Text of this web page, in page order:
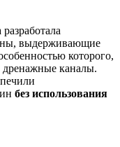
выдерживающие
которого,
дренажные каналы.
без использования